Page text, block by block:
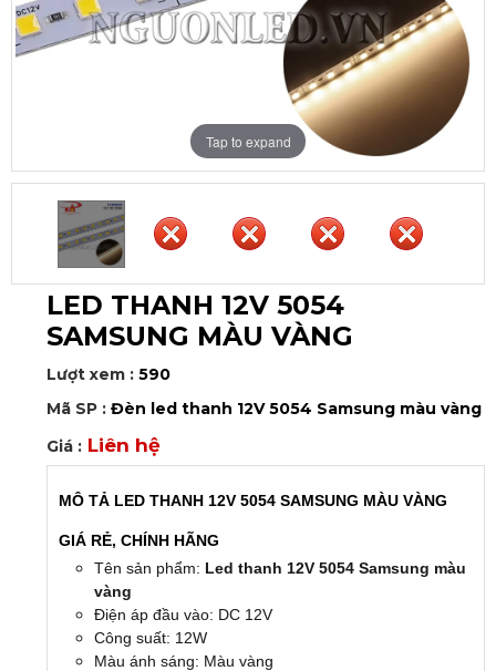
Tap to expand
LED THANH 12V 5054
SAMSUNG MÀU VÀNG
Lượt xem : 590
Mã SP : Đèn led thanh 12V 5054 Samsung màu vàng
Giá : Liên hệ
MÔ TẢ LED THANH 12V 5054 SAMSUNG MÀU VÀNG
GIÁ RẺ, CHÍNH HÃNG
Tên sản phẩm: Led thanh 12V 5054 Samsung màu
vàng
Điện áp đầu vào: DC 12V
Công suất: 12W
Màu ánh sáng: Màu vàng